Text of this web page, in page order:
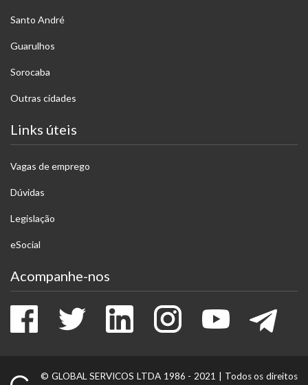
Santo André
Guarulhos
Sorocaba
Outras cidades
Links úteis
Vagas de emprego
Dúvidas
Legislação
eSocial
Acompanhe-nos
FacebookTwitter LinkedInInstagramYoutube
© GLOBAL SERVICOS LTDA 1986 - 2021 | Todos os direitos